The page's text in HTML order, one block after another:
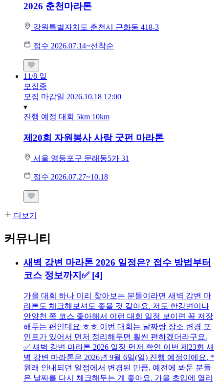
2026 춘천마라톤
강원특별자치도 춘천시 근화동 418-3
접수 2026.07.14~선착순
11/8 일
모집중
모집 마감일 2026.10.18 12:00
진행 예정 대회 5km 10km
제20회 자원봉사 사랑 굿펀 마라톤
서울 영등포구 문래동5가 31
접수 2026.07.27~10.18
더보기
커뮤니티
새벽 강변 마라톤 2026 일정은? 접수 방법부터
코스 정보까지✅ [4]
가을 대회 하나 미리 찾아보는 분들이라면 새벽 강변 마
라톤도 체크해보셔도 좋을 것 같아요. 저도 한강변이나
안양천 쪽 코스 좋아해서 이런 대회 일정 보이면 꼭 저장
해두는 편인데요 ㅎㅎ 이번 대회는 날짜랑 장소 변경 포
인트가 있어서 먼저 정리해두면 훨씬 편하겠더라구요.
✅ 새벽 강변 마라톤 2026 일정 먼저 확인 이번 제23회 새
벽 강변 마라톤은 2026년 9월 6일(일) 진행 예정이에요. *
원래 안내되던 일정에서 변경된 만큼, 예전에 봐둔 분들
은 날짜를 다시 체크해두는 게 좋아요. 가을 초입에 열리